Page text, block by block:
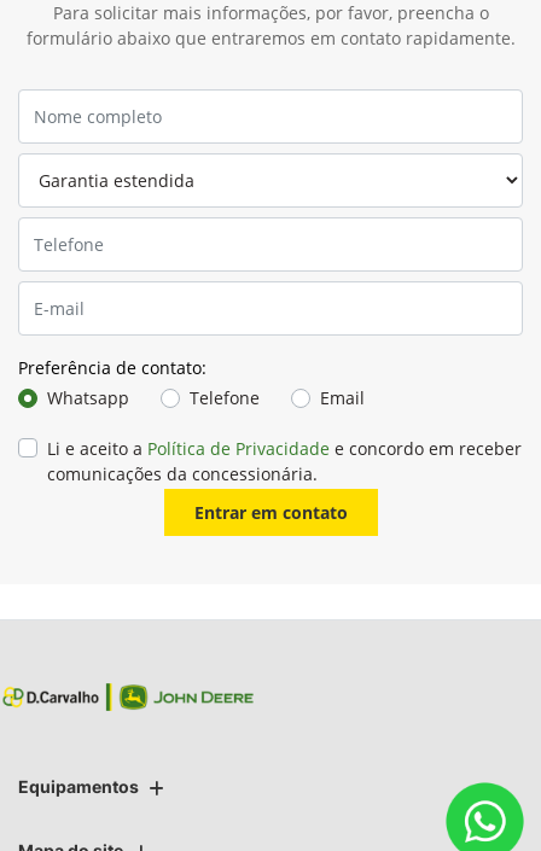
Para solicitar mais informações, por favor, preencha o
formulário abaixo que entraremos em contato rapidamente.
Preferência de contato:
Whatsapp
Telefone Email
Li e aceito a Política de Privacidade e concordo em receber
comunicações da concessionária.
Entrar em contato
Equipamentos